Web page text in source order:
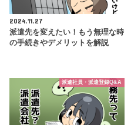
2024.11.27
派遣先を変えたい！もう無理な時
の手続きやデメリットを解説
派遣社員・派遣登録Q&A